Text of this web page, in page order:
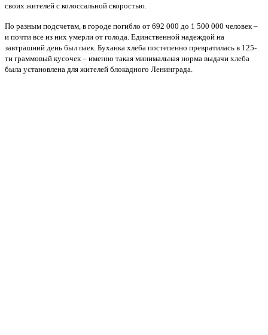
своих жителей с колоссальной скоростью.
По разным подсчетам, в городе погибло от 692 000 до 1 500 000 человек –
и почти все из них умерли от голода. Единственной надеждой на
завтрашний день был паек. Буханка хлеба постепенно превратилась в 125-
ти граммовый кусочек – именно такая минимальная норма выдачи хлеба
была установлена для жителей блокадного Ленинграда.